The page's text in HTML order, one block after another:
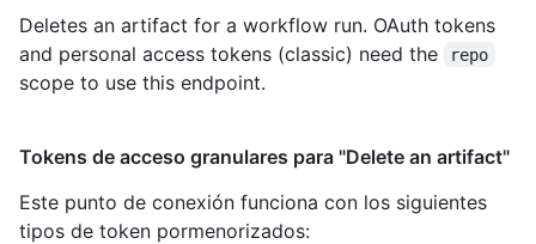
Deletes an artifact for a workflow run. OAuth tokens
and personal access tokens (classic) need the
repo
scope to use this endpoint.
Tokens de acceso granulares para "Delete an artifact"
Este punto de conexión funciona con los siguientes
tipos de token pormenorizados: